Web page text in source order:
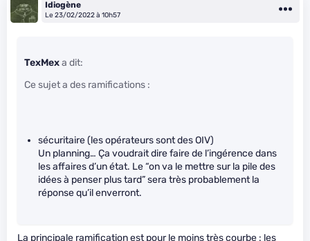
Idiogène
Le 23/02/2022 à 10h57
TexMexa dit:
Ce sujet a des ramifications :
sécuritaire (les opérateurs sont des OIV)
Un planning… Ça voudrait dire faire de l’ingérence dans
les affaires d’un état. Le “on va le mettre sur la pile des
idées à penser plus tard” sera très probablement la
réponse qu’il enverront.
La principale ramification est pour le moins très courbe : les